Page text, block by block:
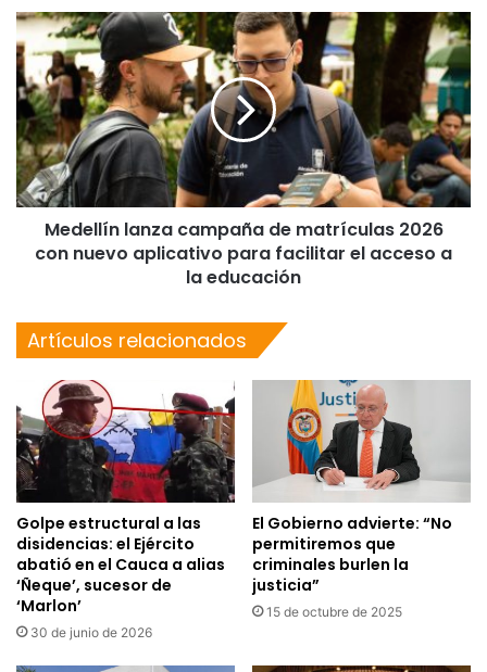
Medellín lanza campaña de matrículas 2026
con nuevo aplicativo para facilitar el acceso a
la educación
Artículos relacionados
Golpe estructural a las
disidencias: el Ejército
abatió en el Cauca a alias
‘Ñeque’, sucesor de
‘Marlon’
30 de junio de 2026
El Gobierno advierte: “No
permitiremos que
criminales burlen la
justicia”
15 de octubre de 2025